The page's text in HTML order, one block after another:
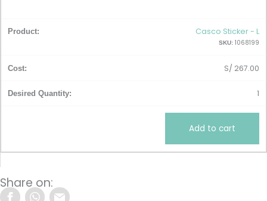
Casco Sticker - L
SKU:1068199
S/ 267.00
1
Add to cart
Share on: